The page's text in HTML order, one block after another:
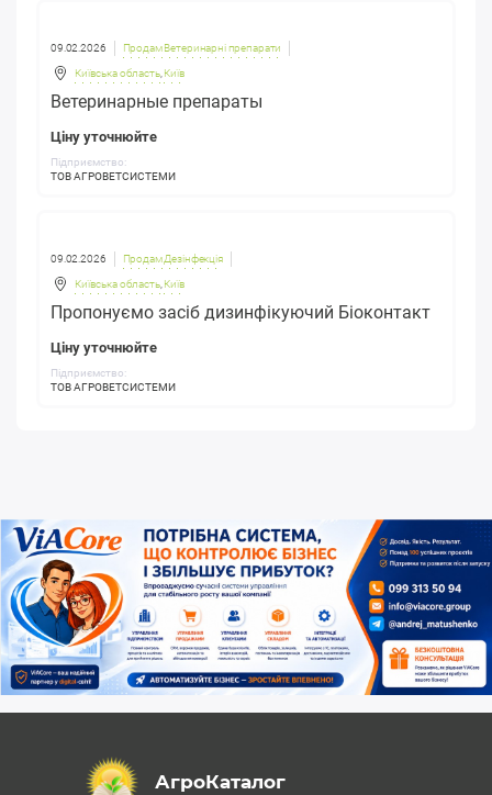
09.02.2026 Продам Ветеринарні препарати
Київська область, Київ
Ветеринарные препараты
Ціну уточнюйте
Підприємство:
ТОВ АГРОВЕТСИСТЕМИ
09.02.2026 Продам Дезінфекція
Київська область, Київ
Пропонуємо засіб дизинфікуючий Біоконтакт
Ціну уточнюйте
Підприємство:
ТОВ АГРОВЕТСИСТЕМИ
АгроКаталог